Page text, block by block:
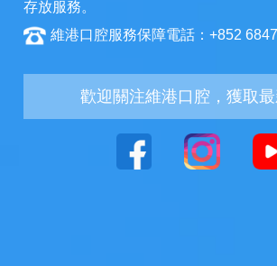
存放服務。
維港口腔服務保障電話：+852
歡迎關注維港口腔，獲取